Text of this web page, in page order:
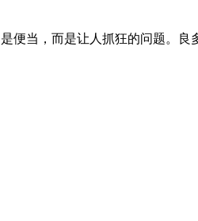
当，而是让人抓狂的问题。良